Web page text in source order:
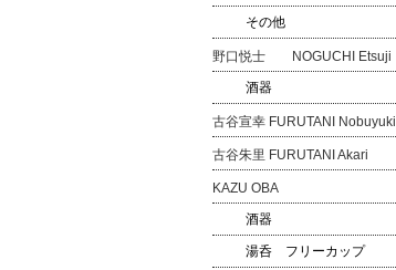
その他
野口悦士 NOGUCHI Etsuji
酒器
古谷宣幸 FURUTANI Nobuyuki
古谷朱里 FURUTANI Akari
KAZU OBA
酒器
湯呑 フリーカップ